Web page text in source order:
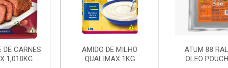
CARNES
1,010KG
AMIDO DE MILHO
QUALIMAX 1KG
ATUM 88
OLEO